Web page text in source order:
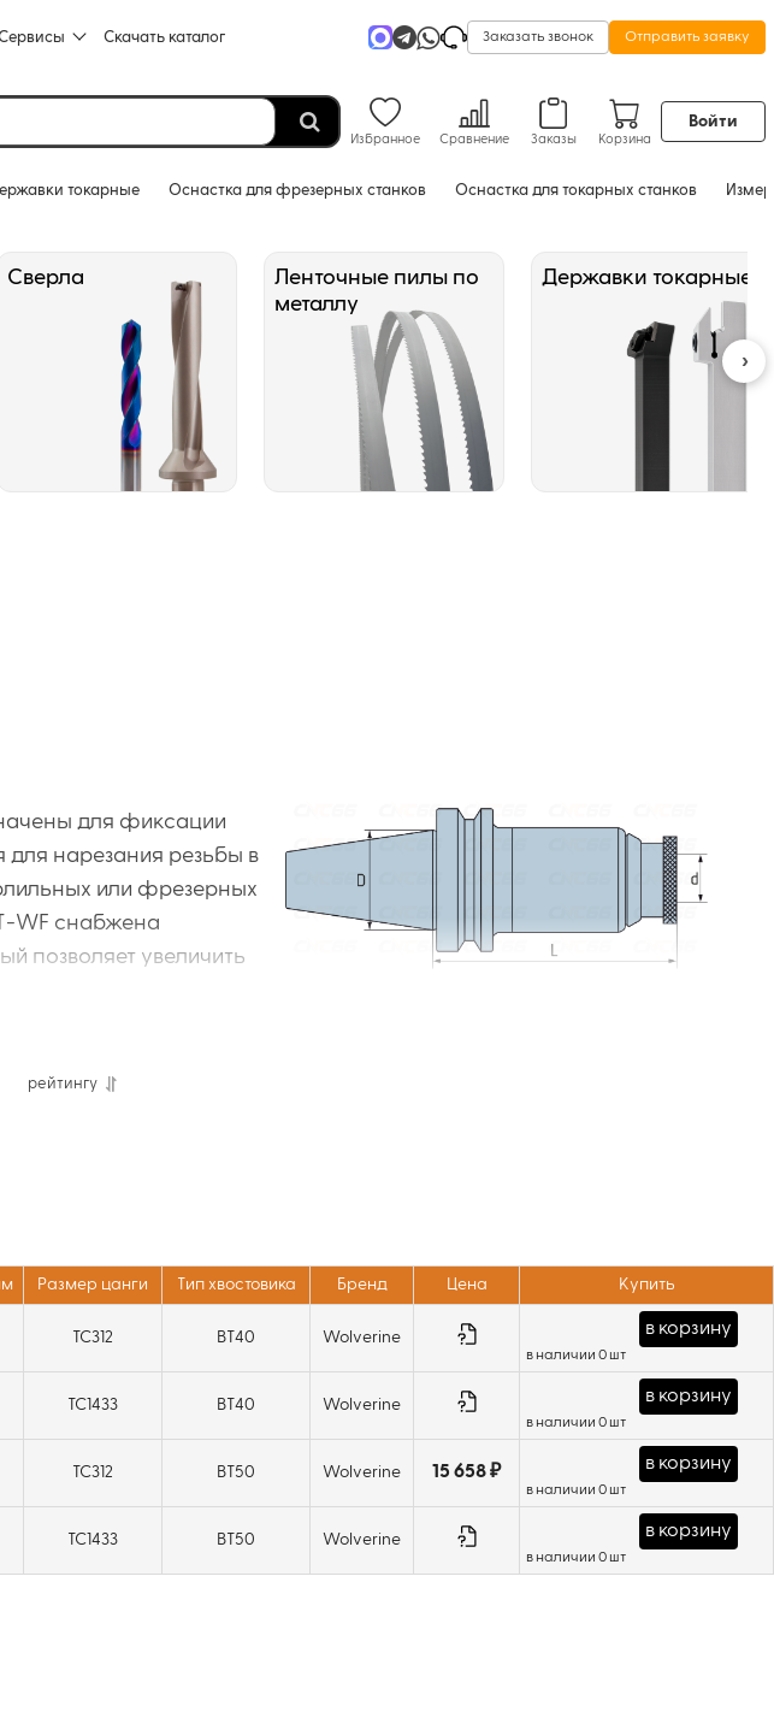
Скачать каталог Заказать звонок Отправить заявку
Избранное Сравнение Заказы Корзина
Войти
токарные Оснастка для фрезерных станков Оснастка для токарных станков
Сверла
Ленточные пилы по
металлу
Державки токарные
для фиксации
нарезания резьбы в
или фрезерных
WF снабжена
позволяет увеличить
высокое качество
рейтингу
Размер цанги Тип хвостовика Бренд Цена Купить
TC312 BT40 Wolverine в корзину
в наличии 0 шт
TC1433 BT40 Wolverine в корзину
в наличии 0 шт
TC312 BT50 Wolverine 15 658 ₽ в корзину
в наличии 0 шт
TC1433 BT50 Wolverine в корзину
в наличии 0 шт